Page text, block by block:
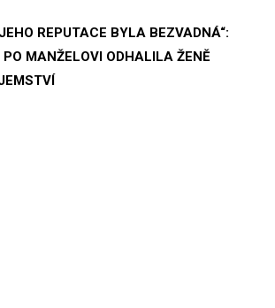
REPUTACE BYLA BEZVADNÁ“:
MANŽELOVI ODHALILA ŽENĚ